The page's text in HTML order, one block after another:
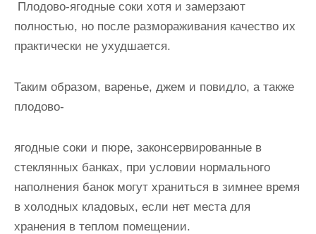
Плодово-ягодные соки хотя и замерзают
полностью, но после размораживания качество их
практически не ухудшается.
Таким образом, варенье, джем и повидло, а также
плодово-
ягодные соки и пюре, законсервированные в
стеклянных банках, при условии нормального
наполнения банок могут храниться в зимнее время
в холодных кладовых, если нет места для
хранения в теплом помещении.